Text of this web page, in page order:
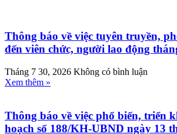
Thông báo về việc tuyên truyền,
đến viên chức, người lao động
Tháng 7 30, 2026 Không có bình luận
Xem thêm »
Thông báo về việc phổ biến, triển
hoạch số 188/KH-UBND ngày 13